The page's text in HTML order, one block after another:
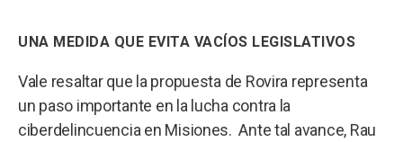
UNA MEDIDA QUE EVITA VACÍOS LEGISLATIVOS
Vale resaltar que la propuesta de Rovira representa
un paso importante en la lucha contra la
ciberdelincuencia en Misiones. Ante tal avance, Rau